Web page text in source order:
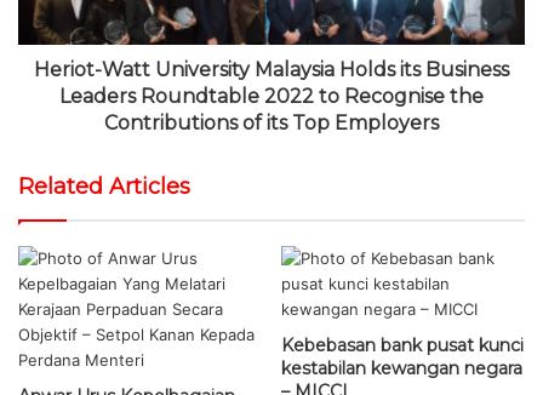
Heriot-Watt University Malaysia Holds its Business
Leaders Roundtable 2022 to Recognise the
Contributions of its Top Employers
Related Articles
Kebebasan bank pusat kunci
kestabilan kewangan negara